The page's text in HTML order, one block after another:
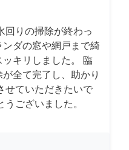
回りの掃除が終わっ
ダの窓や網戸まで綺
キリしました。 臨
全て完了し、助かり
せていただきたいで
ございました。